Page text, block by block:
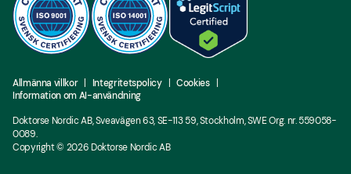
Allmänna villkor Integritetspolicy
Cookies
Information om AI-användning
Doktorse Nordic AB, Sveavägen 63, SE-113 59, Stockholm, SWE Org. nr. 559058-
0089.
Copyright © 2026Doktorse Nordic AB